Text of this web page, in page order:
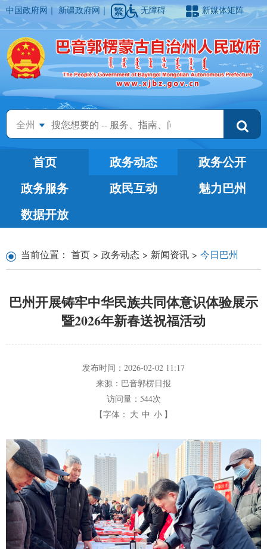
中国政府网 ｜新疆政府网 ｜ 无障碍 新媒体矩阵
全州
首页 政务动态
政务公开
政务服务
政民互动
魅力巴州
数据开放
当前位置： 首页 > 政务动态 > 新闻资讯 > 今日巴州
巴州开展铸牢中华民族共同体意识体验展示
暨2026年新春送祝福活动
发布时间： 2026-02-02 11:17
来源： 巴音郭楞日报
访问量： 544次
【字体： 大 中 小 】